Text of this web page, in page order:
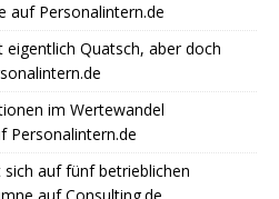
auf Personalintern.de
Quatsch, aber doch
im Wertewandel
Personalintern.de
auf fünf betrieblichen